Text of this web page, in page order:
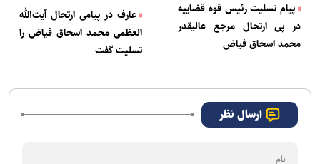
پیام تسلیت رئیس قوه قضاییه
در پی ارتحال مرجع عالیقدر
محمد اسحاق فیاض
عارف در پیامی ارتحال آیت‌الله
العظمی محمد اسحاق فیاض را
تسلیت گفت
ارسال نظر